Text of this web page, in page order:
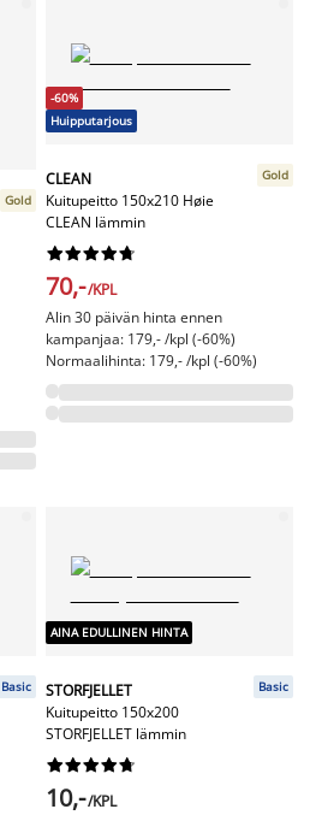
Gold
-60%
Huipputarjous
CLEAN
Kuitupeitto 150x210 Høie
CLEAN lämmin
Gold






70,-/KPL
Alin 30 päivän hinta ennen
kampanjaa: 179,- /kpl (-60%)
Normaalihinta: 179,- /kpl (-60%)
Basic
AINA EDULLINEN HINTA
STORFJELLET
Kuitupeitto 150x200
STORFJELLET lämmin
Basic






10,-/KPL